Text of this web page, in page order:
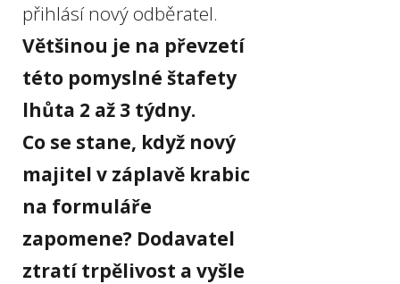
přihlásí nový odběratel.
Většinou je na převzetí
této pomyslné štafety
lhůta 2 až 3 týdny.
Co se stane, když nový
majitel v záplavě krabic
na formuláře
zapomene? Dodavatel
ztratí trpělivost a vyšle